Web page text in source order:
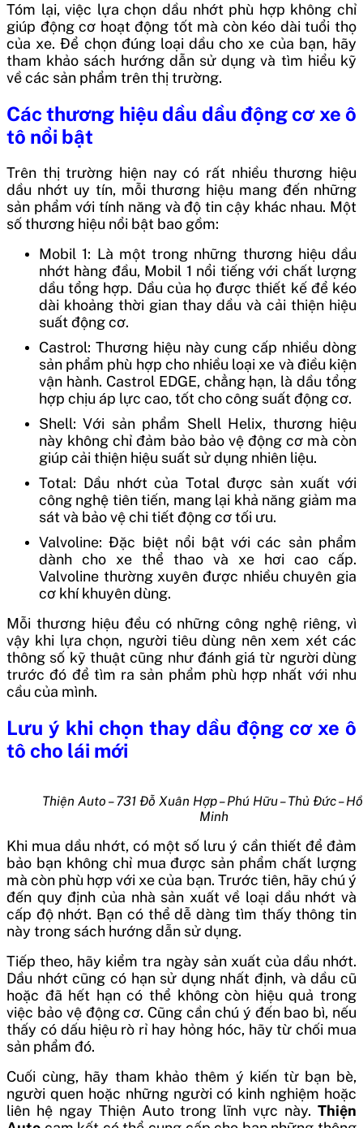
Tóm lại, việc lựa chọn dầu nhớt phù hợp không chỉ
giúp động cơ hoạt động tốt mà còn kéo dài tuổi thọ
của xe. Để chọn đúng loại dầu cho xe của bạn, hãy
tham khảo sách hướng dẫn sử dụng và tìm hiểu kỹ
về các sản phẩm trên thị trường.
Các thương hiệu dầu dầu động cơ xe ô
tô nổi bật
Trên thị trường hiện nay có rất nhiều thương hiệu
dầu nhớt uy tín, mỗi thương hiệu mang đến những
sản phẩm với tính năng và độ tin cậy khác nhau. Một
số thương hiệu nổi bật bao gồm:
Mobil 1: Là một trong những thương hiệu dầu
nhớt hàng đầu, Mobil 1 nổi tiếng với chất lượng
dầu tổng hợp. Dầu của họ được thiết kế để kéo
dài khoảng thời gian thay dầu và cải thiện hiệu
suất động cơ.
Castrol: Thương hiệu này cung cấp nhiều dòng
sản phẩm phù hợp cho nhiều loại xe và điều kiện
vận hành. Castrol EDGE, chẳng hạn, là dầu tổng
hợp chịu áp lực cao, tốt cho công suất động cơ.
Shell: Với sản phẩm Shell Helix, thương hiệu
này không chỉ đảm bảo bảo vệ động cơ mà còn
giúp cải thiện hiệu suất sử dụng nhiên liệu.
Total: Dầu nhớt của Total được sản xuất với
công nghệ tiên tiến, mang lại khả năng giảm ma
sát và bảo vệ chi tiết động cơ tối ưu.
Valvoline: Đặc biệt nổi bật với các sản phẩm
dành cho xe thể thao và xe hơi cao cấp.
Valvoline thường xuyên được nhiều chuyên gia
cơ khí khuyên dùng.
Mỗi thương hiệu đều có những công nghệ riêng, vì
vậy khi lựa chọn, người tiêu dùng nên xem xét các
thông số kỹ thuật cũng như đánh giá từ người dùng
trước đó để tìm ra sản phẩm phù hợp nhất với nhu
cầu của mình.
Lưu ý khi chọn thay dầu động cơ xe ô
tô cho lái mới
Thiện Auto – 731 Đỗ Xuân Hợp – Phú Hữu – Thủ Đức –
Minh
Khi mua dầu nhớt, có một số lưu ý cần thiết để đảm
bảo bạn không chỉ mua được sản phẩm chất lượng
mà còn phù hợp với xe của bạn. Trước tiên, hãy chú ý
đến quy định của nhà sản xuất về loại dầu nhớt và
cấp độ nhớt. Bạn có thể dễ dàng tìm thấy thông tin
này trong sách hướng dẫn sử dụng.
Tiếp theo, hãy kiểm tra ngày sản xuất của dầu nhớt.
Dầu nhớt cũng có hạn sử dụng nhất định, và dầu cũ
hoặc đã hết hạn có thể không còn hiệu quả trong
việc bảo vệ động cơ. Cũng cần chú ý đến bao bì, nếu
thấy có dấu hiệu rò rỉ hay hỏng hóc, hãy từ chối mua
sản phẩm đó.
Cuối cùng, hãy tham khảo thêm ý kiến từ bạn bè,
người quen hoặc những người có kinh nghiệm hoặc
liên hệ ngay Thiện Auto trong lĩnh vực này. Thiện